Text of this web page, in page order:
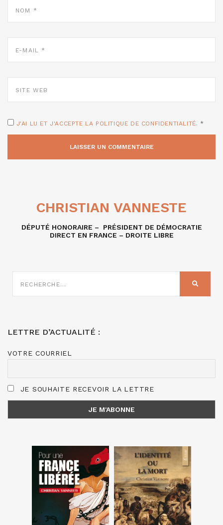
MAIL
WEB
J'AI LU ET J'ACCEPTE LA POLITIQUE DE CONFIDENTIALITÉ. *
CHRISTIAN VANNESTE
DÉPUTÉ HONORAIRE – PRÉSIDENT DE DÉMOCRATIE
DIRECT EN FRANCE – DROITE LIBRE
SUR
LETTRE D’ACTUALITÉ :
VOTRE COURRIEL
JE SOUHAITE RECEVOIR LA LETTRE